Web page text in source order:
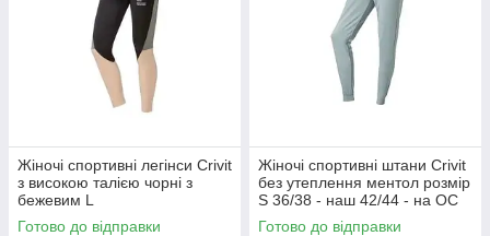
Жіночі спортивні легінси Crivit
з високою талією чорні з
бежевим L
Готово до відправки
Жіночі спортивні штани Crivit
без утеплення ментол розмір
S 36/38 - наш 42/44 - на ОС
90-95 см
Готово до відправки